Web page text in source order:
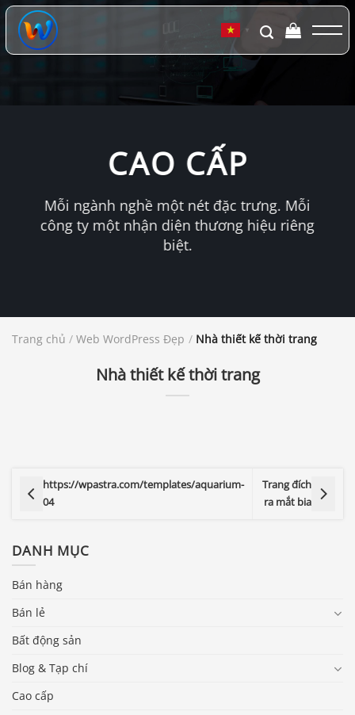
Chuyển
đến
dung
▼
CAO CẤP
Mỗi ngành nghề một nét đặc trưng. Mỗi
công ty một nhận diện thương hiệu riêng
biệt.
Trang chủ / Web WordPress Đẹp / Nhà thiết kế thời trang
Nhà thiết kế thời trang
https://wpastra.com/templates/aquarium-
04
Trang đích
ra mắt bia
DANH MỤC
Bán hàng
Bán lẻ
Bất động sản
Blog & Tạp chí
Cao cấp